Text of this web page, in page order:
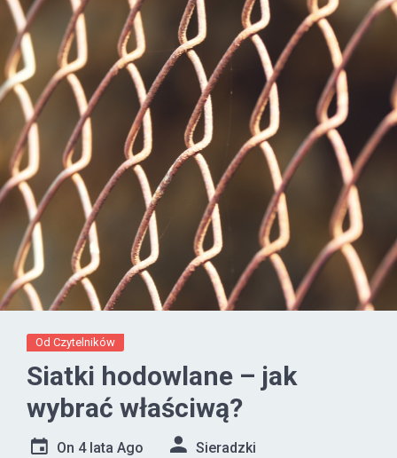
Od Czytelników
Siatki hodowlane – jak
wybrać właściwą?
On 4 lata Ago Sieradzki